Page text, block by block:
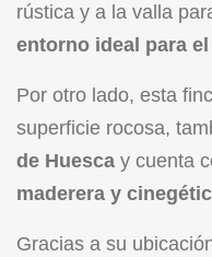
rústica y a la valla
entorno ideal para
Por otro lado, esta
superficie rocosa,
de Huesca y cuenta
maderera y
Gracias a su